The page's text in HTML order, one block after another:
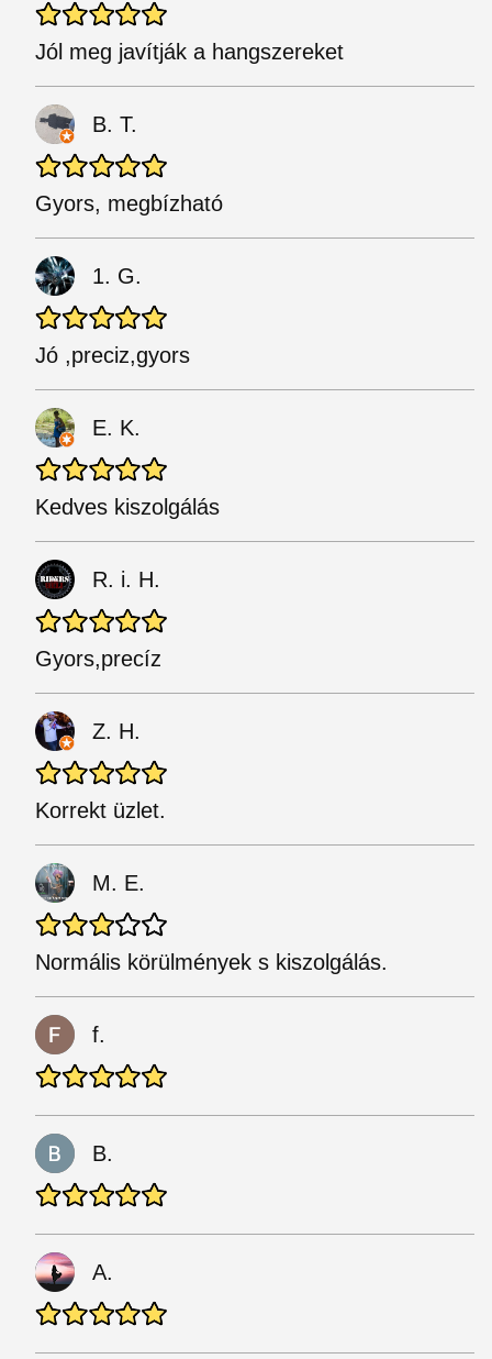
Jól meg javítják a hangszereket
B. T.
Gyors, megbízható
1. G.
Jó ,preciz,gyors
E. K.
Kedves kiszolgálás
R. i. H.
Gyors,precíz
Z. H.
Korrekt üzlet.
M. E.
Normális körülmények s kiszolgálás.
f.
B.
A.